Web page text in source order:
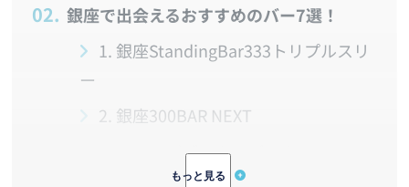
2. 銀座で出会えるおすすめのバー7選！
1. 銀座StandingBar333トリプルスリ
ー
2. 銀座300BAR NEXT
3. P.C.M. パブ・カーディナル・マル